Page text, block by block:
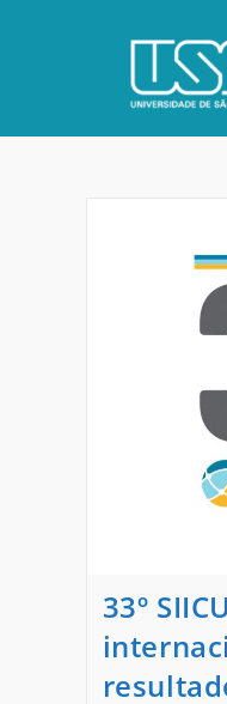
33º